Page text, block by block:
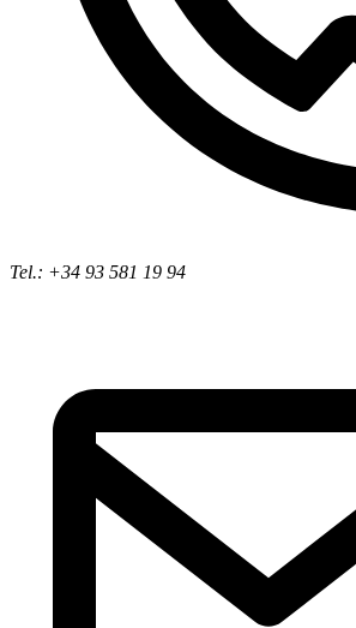
Tel.: +34 93 581 19 94